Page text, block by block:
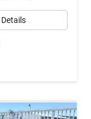
Details